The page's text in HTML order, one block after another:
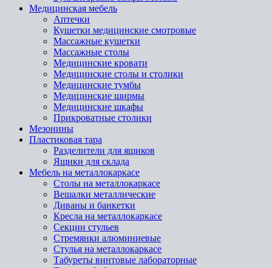
Медицинская мебель
Аптечки
Кушетки медицинские смотровые
Массажные кушетки
Массажные столы
Медицинские кровати
Медицинские столы и столики
Медицинские тумбы
Медицинские ширмы
Медицинские шкафы
Прикроватные столики
Мезонины
Пластиковая тара
Разделители для ящиков
Ящики для склада
Мебель на металлокаркасе
Cтолы на металлокаркасе
Вешалки металлические
Диваны и банкетки
Кресла на металлокаркасе
Секции стульев
Стремянки алюминиевые
Стулья на металлокаркасе
Табуреты винтовые лабораторные